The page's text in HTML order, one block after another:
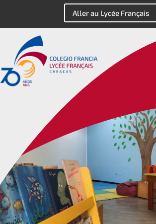
Aller au Lycée Français